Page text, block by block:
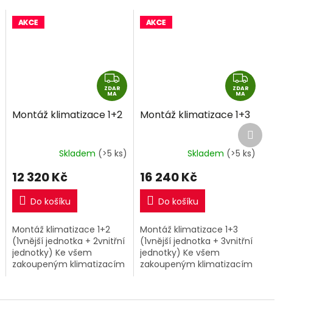
Z
D
R
A
ZDAR
MA
Montáž klimatizace 1+2
Skladem (>5 ks)
12 320 Kč
Do košíku
Montáž klimatizace 1+2
(1vnější jednotka + 2vnitřní
jednotky) Ke všem
zakoupeným klimatizacím
kompletní montáž za
Z
D
R
M
A
ZDAR
MA
Montáž klimatizace 1+3
Skladem (>5 ks)
16 240 Kč
Do košíku
Montáž klimatizace 1+3
(1vnější jednotka + 3vnitřní
jednotky) Ke všem
zakoupeným klimatizacím
kompletní montáž za
Další
produkt